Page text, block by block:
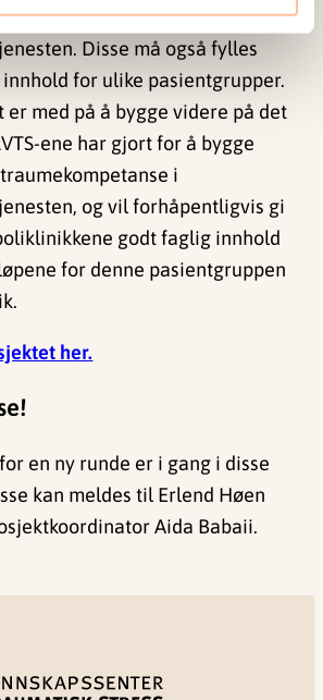
behandling i
Disse må også fylles
for ulike pasientgrupper.
med på å bygge videre på det
ene har gjort for å bygge
i
og vil forhåpentligvis gi
godt faglig innhold
for denne pasientgruppen
her.
en ny runde er i gang i disse
kan meldes til Erlend Høen
Aida Babaii.